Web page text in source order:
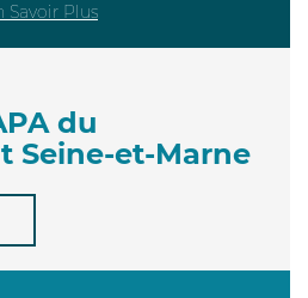
Savoir Plus
du
Seine-et-Marne